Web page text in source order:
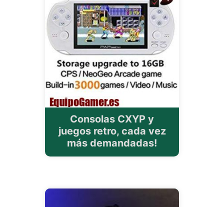
Consolas CXYP y
juegos retro, cada vez
más demandadas!